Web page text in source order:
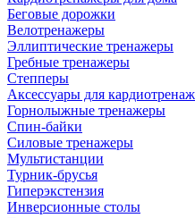
Беговые дорожки
Велотренажеры
Эллиптические тренажеры
Гребные тренажеры
Степперы
Аксессуары для
Горнолыжные тренажеры
Спин-байки
Силовые тренажеры
Мультистанции
Турник-брусья
Гиперэкстензия
Инверсионные столы